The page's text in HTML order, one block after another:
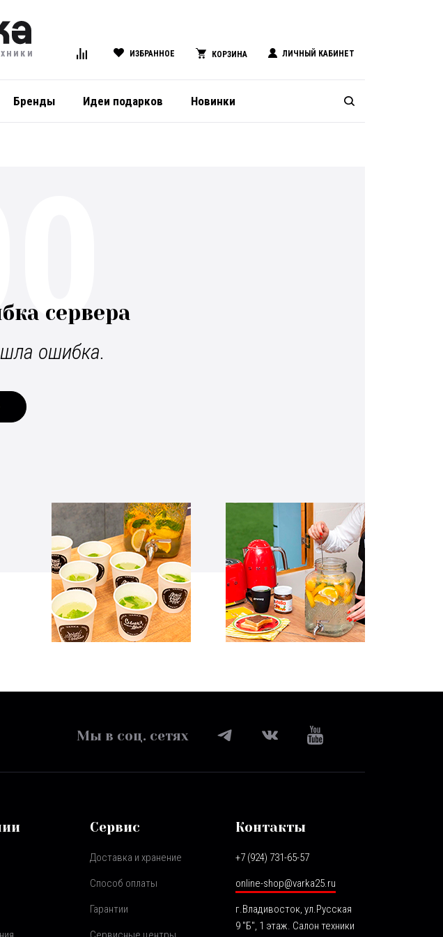
ИЗБРАННОЕ КОРЗИНА ЛИЧНЫЙ КАБИНЕТ
Бренды Идеи подарков Новинки
сервера
ошибка.
Мы в соц. сетях
Сервис
Доставка и хранение
Способ оплаты
Гарантии
Контакты
+7 (924) 731-65-57
online-shop@varka25.ru
г.Владивосток, ул.Русская
9 "Б", 1 этаж. Салон техники